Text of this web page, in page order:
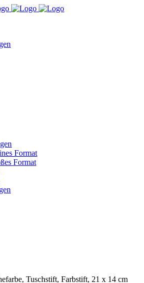
Format
Format
Tuschstift, Farbstift, 21 x 14 cm